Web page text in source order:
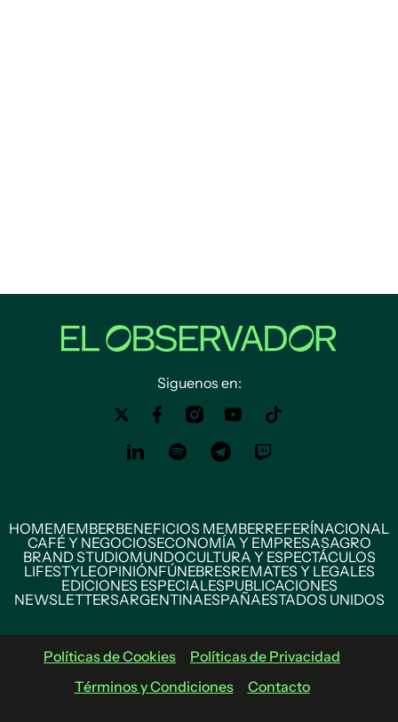
Siguenos en:
HOMEMEMBERBENEFICIOS MEMBERREFERÍNACIONAL
CAFÉ Y NEGOCIOSECONOMÍA Y EMPRESASAGRO
BRAND STUDIOMUNDOCULTURA Y ESPECTÁCULOS
LIFESTYLEOPINIÓNFÚNEBRESREMATES Y LEGALES
EDICIONES ESPECIALESPUBLICACIONES
NEWSLETTERSARGENTINAESPAÑAESTADOS UNIDOS
Políticas de Cookies
Políticas de Privacidad
Términos y Condiciones
Contacto